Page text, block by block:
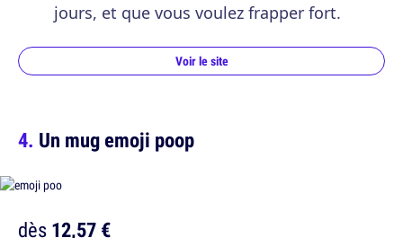
jours, et que vous voulez frapper fort.
Voir le site
Un mug emoji poop
dès12,57 €